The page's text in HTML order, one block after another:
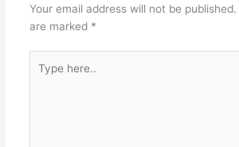
Your email address will not be published.
are marked *
here..